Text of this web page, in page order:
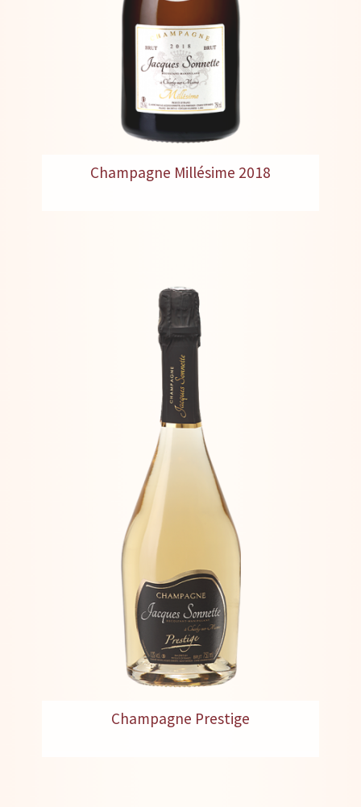
Champagne Millésime 2018
Champagne Prestige